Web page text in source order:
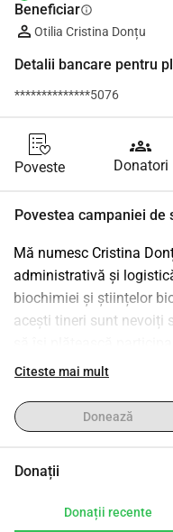
Beneficiarinfo
Otilia Cristina Donțu
Detalii bancare pentru
**************5076
Poveste
groups
Donatori
Povestea campaniei de
Mă numesc Cristina
administrativă și
biochimiei și științelor
acești tineri sunt nevoiți
campanie vreau să
rezultatelor muncii lor.
un pas înainte pentru
Citeste mai mult
Donează
Donații
Donații recente